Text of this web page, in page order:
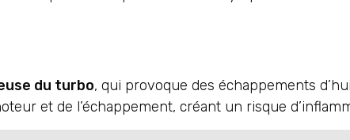
du turbo, qui provoque des échappements
et de l’échappement, créant un risque